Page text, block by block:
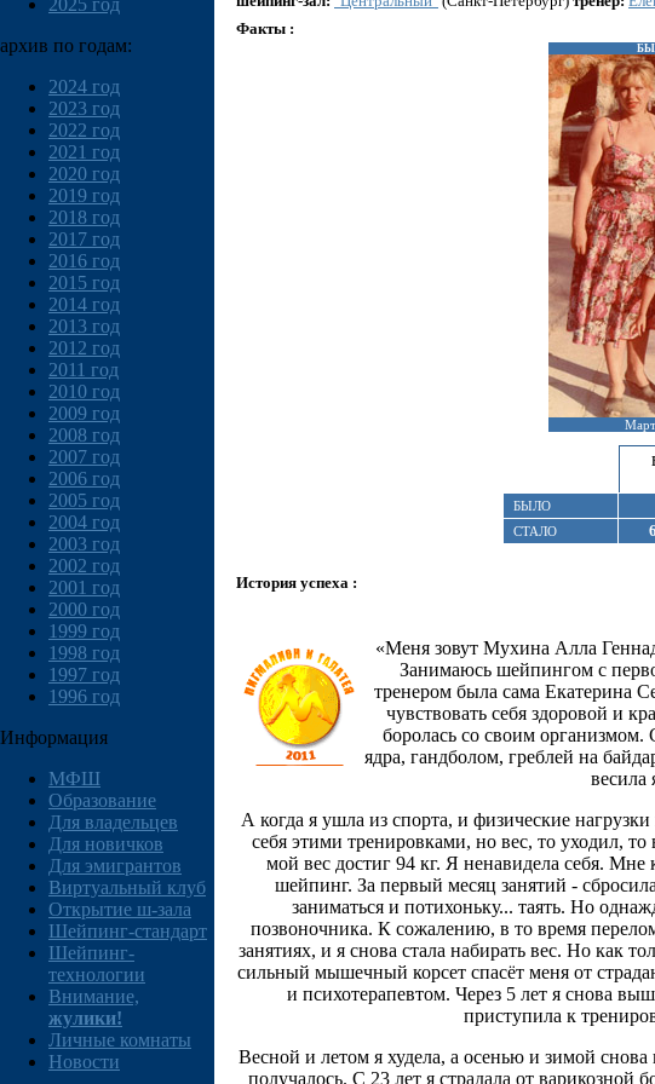
2025 год
архив по годам:
2024 год
2023 год
2022 год
2021 год
2020 год
2019 год
2018 год
2017 год
2016 год
2015 год
2014 год
2013 год
2012 год
2011 год
2010 год
2009 год
2008 год
2007 год
2006 год
2005 год
2004 год
2003 год
2002 год
2001 год
2000 год
1999 год
1998 год
1997 год
1996 год
Информация
МФШ
Образование
Для владельцев
Для новичков
Для эмигрантов
Виртуальный клуб
Открытие ш-зала
Шейпинг-стандарт
Шейпинг-
технологии
Внимание,
жулики!
Личные комнаты
Новости
Факты :
БЫЛО
СТАЛО
История успеха :
«Меня зовут Мухина Алла
Занимаюсь шейпингом с
тренером была сама Екатерина
чувствовать себя здоровой и
боролась со своим организмом.
ядра, гандболом, греблей на
весила
А когда я ушла из спорта, и физические
себя этими тренировками, но вес, то уходил,
мой вес достиг 94 кг. Я ненавидела себя.
шейпинг. За первый месяц занятий -
заниматься и потихоньку... таять. Но
позвоночника. К сожалению, в то время
занятиях, и я снова стала набирать вес. Но как
сильный мышечный корсет спасёт меня от
и психотерапевтом. Через 5 лет я снова
приступила к
Весной и летом я худела, а осенью и зимой
получалось. С 23 лет я страдала от